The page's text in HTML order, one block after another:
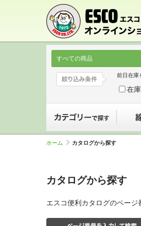
すべての商品
前日在庫
在庫
ホーム カタログから探す
カタログから探す
エスコ便利カタログのページ